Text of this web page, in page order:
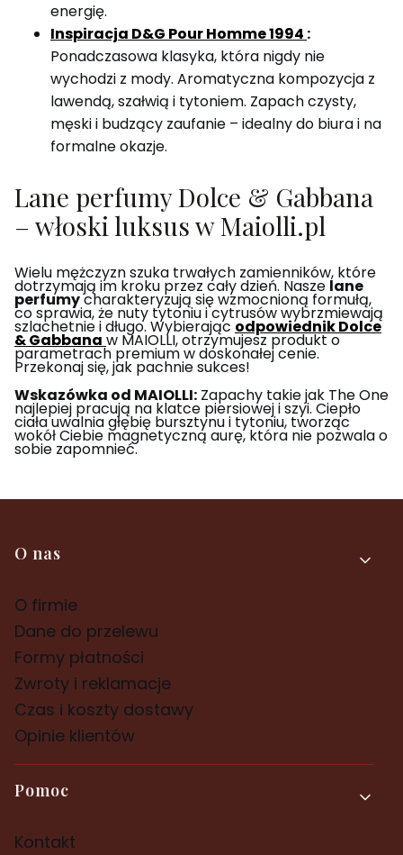
energię.
Inspiracja D&G Pour Homme 1994 :
Ponadczasowa klasyka, która nigdy nie
wychodzi z mody. Aromatyczna kompozycja z
lawendą, szałwią i tytoniem. Zapach czysty,
męski i budzący zaufanie – idealny do biura i na
formalne okazje.
Lane perfumy Dolce & Gabbana
– włoski luksus w Maiolli.pl
Wielu mężczyzn szuka trwałych zamienników, które
dotrzymają im kroku przez cały dzień. Nasze lane
perfumycharakteryzują się wzmocnioną formułą,
co sprawia, że nuty tytoniu i cytrusów wybrzmiewają
szlachetnie i długo. Wybierając odpowiednik Dolce
& Gabbana w MAIOLLI, otrzymujesz produkt o
parametrach premium w doskonałej cenie.
Przekonaj się, jak pachnie sukces!
Wskazówka od MAIOLLI: Zapachy takie jak The One
najlepiej pracują na klatce piersiowej i szyi. Ciepło
ciała uwalnia głębię bursztynu i tytoniu, tworząc
wokół Ciebie magnetyczną aurę, która nie pozwala o
sobie zapomnieć.
Linki w stopce
O nas
O firmie
Dane do przelewu
Formy płatności
Zwroty i reklamacje
Czas i koszty dostawy
Opinie klientów
Pomoc
Kontakt